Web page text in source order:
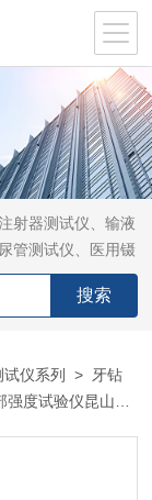
射器测试仪、输液
管测试仪、医用镊
置针测试仪
仪系列 > 牙钻
度试验仪昆山德